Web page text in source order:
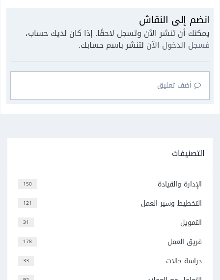
انضم إلى النقاش
يمكنك أن تنشر الآن وتسجل لاحقًا. إذا كان لديك حساب،
فسجل الدخول الآن لتنشر باسم حسابك.
أضف تعليق
التصنيفات
150 الإدارة والقيادة
121 التخطيط وسير العمل
31 التمويل
178 فريق العمل
33 دراسة حالات